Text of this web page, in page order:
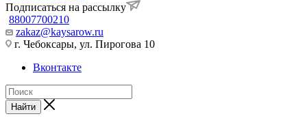
Подписаться на рассылку
88007700210
zakaz@kaysarow.ru
г. Чебоксары, ул. Пирогова 10
Вконтакте
Найти